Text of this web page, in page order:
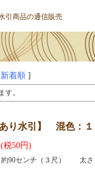
引商品の通信販売
新着順 ]
す。
あり水引】 混色：
税50円)
約90センチ（３尺） 太